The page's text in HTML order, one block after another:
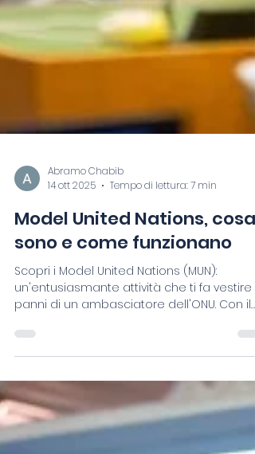
14 ott 2025
Tempo di lettura: 7 min
Model United Nations, cosa
sono e come funzionano
Scopri i Model United Nations (MUN):
MUN, potrai discutere problemi globali,
sviluppare competenze essenziali e
avvicinarti alle sfide delle relazioni
internazionali. Scopri con la nostra guida
come questo mondo possa formare